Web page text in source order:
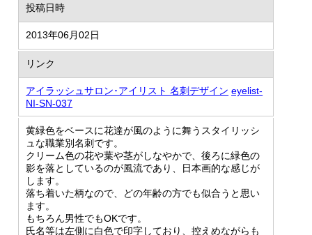
投稿日時
2013年06月02日
リンク
アイラッシュサロン･アイリスト 名刺デザイン eyelist-
NI-SN-037
黄緑色をベースに花達が風のように舞うスタイリッシ
ュな職業別名刺です。
クリーム色の花や葉や茎がしなやかで、後ろに緑色の
影を落としているのが風流であり、日本画的な感じが
します。
落ち着いた柄なので、どの年齢の方でも似合うと思い
ます。
もちろん男性でもOKです。
氏名等は左側に白色で印字しており、控えめながらも